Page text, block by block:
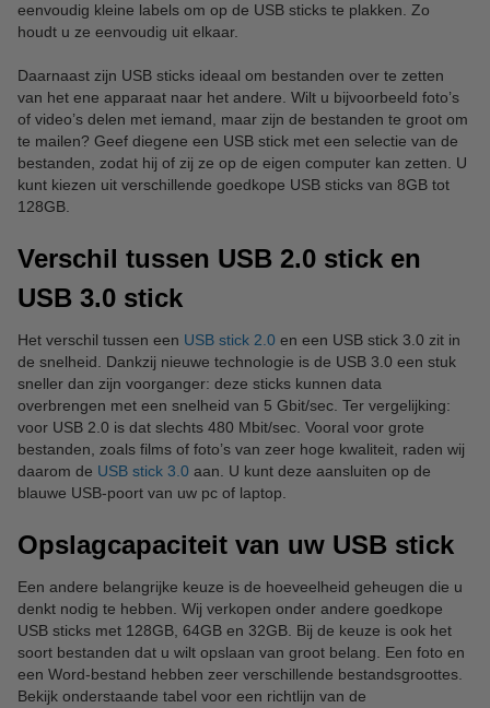
eenvoudig kleine labels om op de USB sticks te plakken. Zo
houdt u ze eenvoudig uit elkaar.
Daarnaast zijn USB sticks ideaal om bestanden over te zetten
van het ene apparaat naar het andere. Wilt u bijvoorbeeld foto’s
of video’s delen met iemand, maar zijn de bestanden te groot om
te mailen? Geef diegene een USB stick met een selectie van de
bestanden, zodat hij of zij ze op de eigen computer kan zetten. U
kunt kiezen uit verschillende goedkope USB sticks van 8GB tot
128GB.
Verschil tussen USB 2.0 stick en
USB 3.0 stick
Het verschil tussen een USB stick 2.0 en een USB stick 3.0 zit in
de snelheid. Dankzij nieuwe technologie is de USB 3.0 een stuk
sneller dan zijn voorganger: deze sticks kunnen data
overbrengen met een snelheid van 5 Gbit/sec. Ter vergelijking:
voor USB 2.0 is dat slechts 480 Mbit/sec. Vooral voor grote
bestanden, zoals films of foto’s van zeer hoge kwaliteit, raden wij
daarom de USB stick 3.0 aan. U kunt deze aansluiten op de
blauwe USB-poort van uw pc of laptop.
Opslagcapaciteit van uw USB stick
Een andere belangrijke keuze is de hoeveelheid geheugen die u
denkt nodig te hebben. Wij verkopen onder andere goedkope
USB sticks met 128GB, 64GB en 32GB. Bij de keuze is ook het
soort bestanden dat u wilt opslaan van groot belang. Een foto en
een Word-bestand hebben zeer verschillende bestandsgroottes.
Bekijk onderstaande tabel voor een richtlijn van de